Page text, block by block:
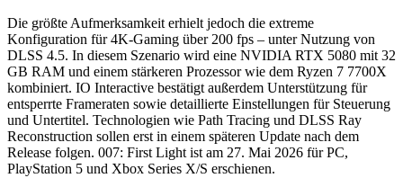
Die größte Aufmerksamkeit erhielt jedoch die extreme
Konfiguration für 4K-Gaming über 200 fps – unter Nutzung von
DLSS 4.5. In diesem Szenario wird eine NVIDIA RTX 5080 mit 32
GB RAM und einem stärkeren Prozessor wie dem Ryzen 7 7700X
kombiniert. IO Interactive bestätigt außerdem Unterstützung für
entsperrte Frameraten sowie detaillierte Einstellungen für Steuerung
und Untertitel. Technologien wie Path Tracing und DLSS Ray
Reconstruction sollen erst in einem späteren Update nach dem
Release folgen. 007: First Light ist am 27. Mai 2026 für PC,
PlayStation 5 und Xbox Series X/S erschienen.